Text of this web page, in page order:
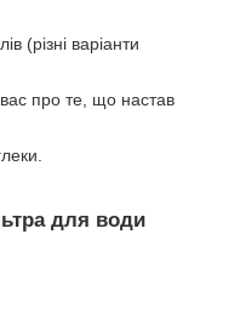
(різні варіанти
про те, що настав
для води